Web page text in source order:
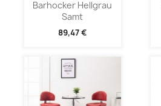
Barhocker Hellgrau
Samt
89,47 €